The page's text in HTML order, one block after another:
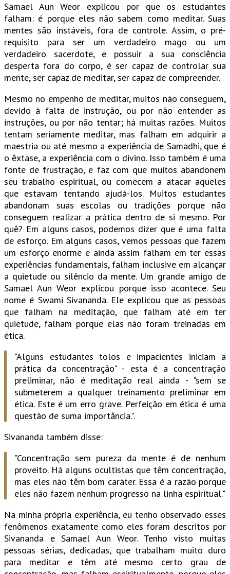
Samael Aun Weor explicou por que os estudantes
falham: é porque eles não sabem como meditar. Suas
mentes são instáveis, fora de controle. Assim, o pré-
requisito para ser um verdadeiro mago ou um
verdadeiro sacerdote, e possuir a sua consciência
desperta fora do corpo, é ser capaz de controlar sua
mente, ser capaz de meditar, ser capaz de compreender.
Mesmo no empenho de meditar, muitos não conseguem,
devido à falta de instrução, ou por não entender as
instruções, ou por não tentar; há muitas razões. Muitos
tentam seriamente meditar, mas falham em adquirir a
maestria ou até mesmo a experiência de Samadhi, que é
o êxtase, a experiência com o divino. Isso também é uma
fonte de frustração, e faz com que muitos abandonem
seu trabalho espiritual, ou comecem a atacar aqueles
que estavam tentando ajudá-los. Muitos estudantes
abandonam suas escolas ou tradições porque não
conseguem realizar a prática dentro de si mesmo. Por
quê? Em alguns casos, podemos dizer que é uma falta
de esforço. Em alguns casos, vemos pessoas que fazem
um esforço enorme e ainda assim falham em ter essas
experiências fundamentais, falham inclusive em alcançar
a quietude ou silêncio da mente. Um grande amigo de
Samael Aun Weor explicou porque isso acontece. Seu
nome é Swami Sivananda. Ele explicou que as pessoas
que falham na meditação, que falham até em ter
quietude, falham porque elas não foram treinadas em
ética.
"Alguns estudantes tolos e impacientes iniciam a
prática da concentração" - esta é a concentração
preliminar, não é meditação real ainda - "sem se
submeterem a qualquer treinamento preliminar em
ética. Este é um erro grave. Perfeição em ética é uma
questão de suma importância.".
Sivananda também disse:
"Concentração sem pureza da mente é de nenhum
proveito. Há alguns ocultistas que têm concentração,
mas eles não têm bom caráter. Essa é a razão porque
eles não fazem nenhum progresso na linha espiritual."
Na minha própria experiência, eu tenho observado esses
fenômenos exatamente como eles foram descritos por
Sivananda e Samael Aun Weor. Tenho visto muitas
pessoas sérias, dedicadas, que trabalham muito duro
para meditar e têm até mesmo certo grau de